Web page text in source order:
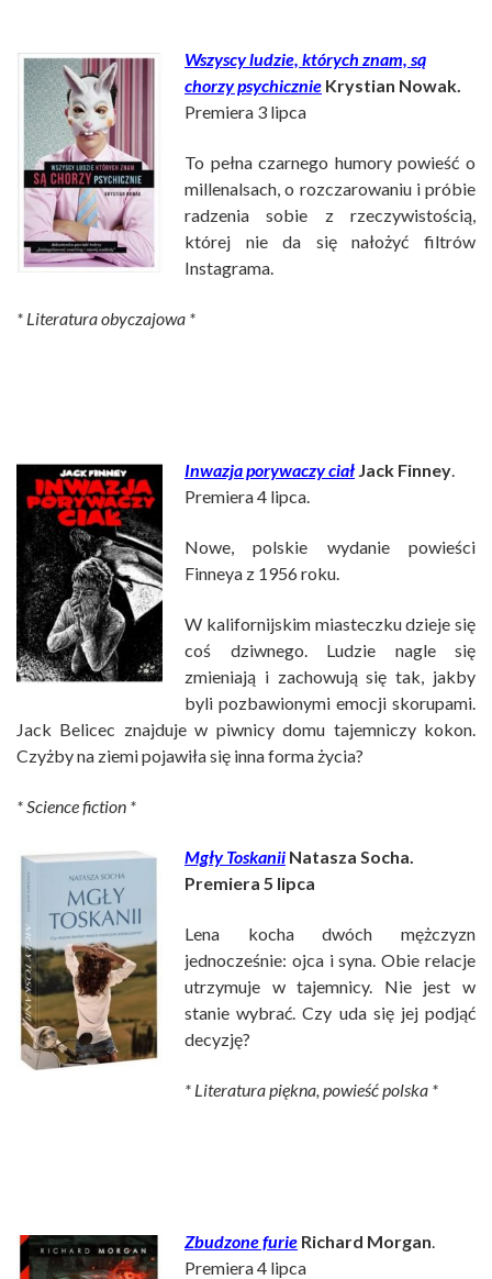
Wszyscy ludzie, których znam, są
chorzy psychicznie Krystian Nowak.
Premiera 3 lipca
To pełna czarnego humory powieść o
millenalsach, o rozczarowaniu i próbie
radzenia sobie z rzeczywistością,
której nie da się nałożyć filtrów
Instagrama.
* Literatura obyczajowa *
Inwazja porywaczy ciałJack Finney.
Premiera 4 lipca.
Nowe, polskie wydanie powieści
Finneya z 1956 roku.
W kalifornijskim miasteczku dzieje się
coś dziwnego. Ludzie nagle się
zmieniają i zachowują się tak, jakby
byli pozbawionymi emocji skorupami.
Jack Belicec znajduje w piwnicy domu tajemniczy kokon.
Czyżby na ziemi pojawiła się inna forma życia?
* Science fiction *
Mgły Toskanii Natasza Socha.
Premiera 5 lipca
Lena kocha dwóch mężczyzn
jednocześnie: ojca i syna. Obie relacje
utrzymuje w tajemnicy. Nie jest w
stanie wybrać. Czy uda się jej podjąć
decyzję?
* Literatura piękna, powieść polska *
Zbudzone furie Richard Morgan.
Premiera 4 lipca